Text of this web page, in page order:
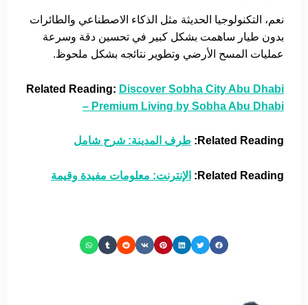
نعم، التكنولوجيا الحديثة مثل الذكاء الاصطناعي والطائرات
بدون طيار ساهمت بشكل كبير في تحسين دقة وسرعة
عمليات المسح الأرضي وتطوير نتائجه بشكل ملحوظ.
Related Reading: Discover Sobha City Abu Dhabi
– Premium Living by Sobha Abu Dhabi
Related Reading: طرف المدينة: شرح شامل
Related Reading: الإنترنت: معلومات مفيدة وقيمة